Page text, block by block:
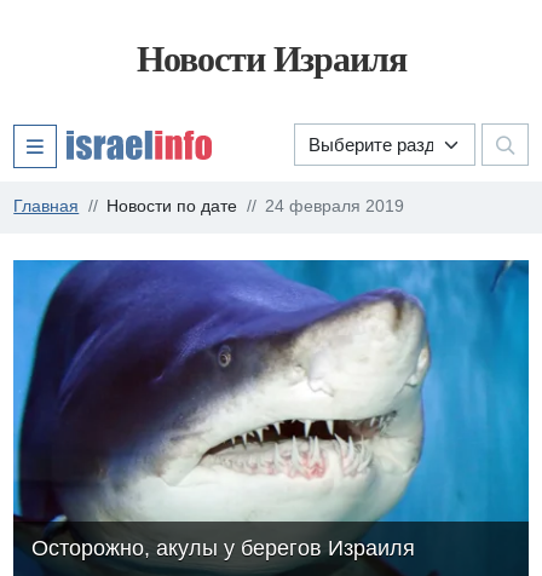
Новости Израиля
Главная Новости по дате 24 февраля 2019
Осторожно, акулы у берегов Израиля